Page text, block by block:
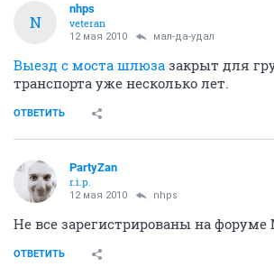
N
nhps
veteran
12 мая 2010 мал-да-удал
Выезд с моста шлюза закрыт для
транспорта уже несколько лет.
ОТВЕТИТЬ
PartyZan
r.i.p.
12 мая 2010 nhps
Не все зарегистрированы на форуме
ОТВЕТИТЬ